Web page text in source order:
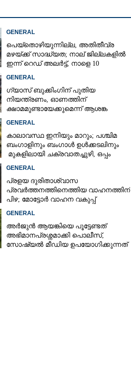
GENERAL
പെയ്തൊഴിയുന്നില്ല, അതിതീവ്ര
മഴയ്ക്ക് സാദ്ധ്യത;​ നാല് ജില്ലകളിൽ
ഇന്ന് റെഡ് അലർട്ട്,​ നാളെ 10
GENERAL
ഗ്യാസ് ബുക്കിംഗിന് പുതിയ
നിയന്ത്രണം, ഓണത്തിന്
ക്ഷാമമുണ്ടായേക്കുമെന്ന് ആശങ്ക
GENERAL
കാലാവസ്ഥ ഇനിയും മാറും; പശ്ചിമ
ബംഗാളിനും ബംഗാൾ ഉൾക്കടലിനും
മുകളിലായി ചക്രവാതച്ചുഴി, ഒപ്പം
GENERAL
പ്രളയ ദുരിതാശ്വാസ
പ്രവർത്തനത്തിനെത്തിയ വാഹനത്തിന്
പിഴ; മോട്ടോർ വാഹന വകുപ്പ്
GENERAL
അർജുൻ ആയങ്കിയെ പൂട്ടേണ്ടത്
അഭിമാനപ്രശ്നമാക്കി പൊലീസ്,
സാേഷ്യൽ മീഡിയ ഉപയോഗിക്കുന്നത്